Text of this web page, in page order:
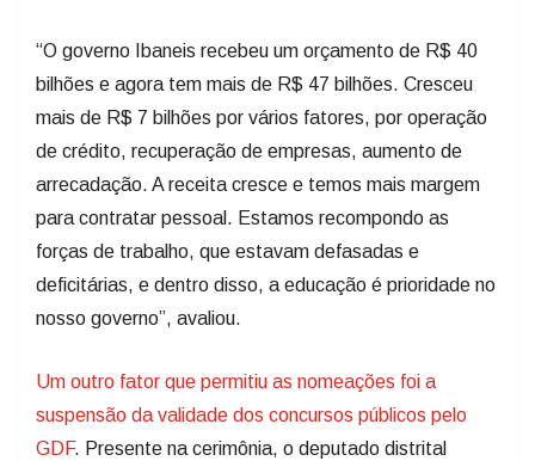
“O governo Ibaneis recebeu um orçamento de R$ 40
bilhões e agora tem mais de R$ 47 bilhões. Cresceu
mais de R$ 7 bilhões por vários fatores, por operação
de crédito, recuperação de empresas, aumento de
arrecadação. A receita cresce e temos mais margem
para contratar pessoal. Estamos recompondo as
forças de trabalho, que estavam defasadas e
deficitárias, e dentro disso, a educação é prioridade no
nosso governo”, avaliou.
Um outro fator que permitiu as nomeações foi a
suspensão da validade dos concursos públicos pelo
GDF. Presente na cerimônia, o deputado distrital